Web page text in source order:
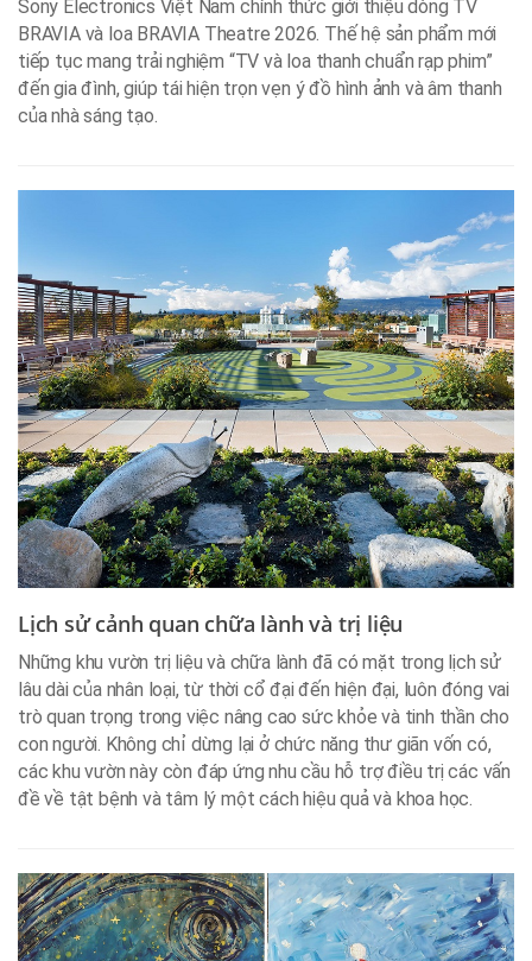
Sony Electronics Việt Nam chính thức giới thiệu dòng TV
BRAVIA và loa BRAVIA Theatre 2026. Thế hệ sản phẩm mới
tiếp tục mang trải nghiệm “TV và loa thanh chuẩn rạp phim”
đến gia đình, giúp tái hiện trọn vẹn ý đồ hình ảnh và âm thanh
của nhà sáng tạo.
Lịch sử cảnh quan chữa lành và trị liệu
Những khu vườn trị liệu và chữa lành đã có mặt trong lịch sử
lâu dài của nhân loại, từ thời cổ đại đến hiện đại, luôn đóng vai
trò quan trọng trong việc nâng cao sức khỏe và tinh thần cho
con người. Không chỉ dừng lại ở chức năng thư giãn vốn có,
các khu vườn này còn đáp ứng nhu cầu hỗ trợ điều trị các vấn
đề về tật bệnh và tâm lý một cách hiệu quả và khoa học.